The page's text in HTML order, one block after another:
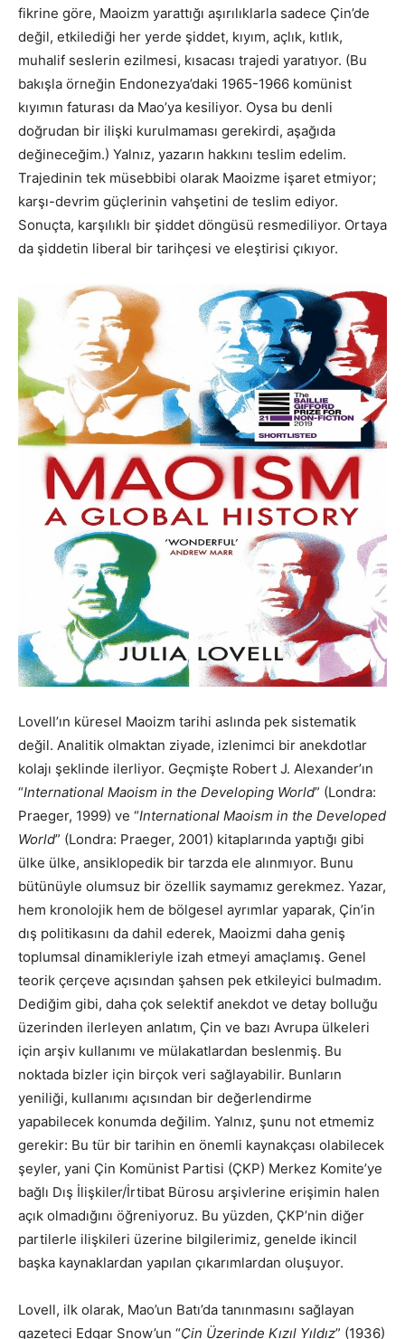
fikrine göre, Maoizm yarattığı aşırılıklarla sadece Çin’de
değil, etkilediği her yerde şiddet, kıyım, açlık, kıtlık,
muhalif seslerin ezilmesi, kısacası trajedi yaratıyor. (Bu
bakışla örneğin Endonezya’daki 1965-1966 komünist
kıyımın faturası da Mao’ya kesiliyor. Oysa bu denli
doğrudan bir ilişki kurulmaması gerekirdi, aşağıda
değineceğim.) Yalnız, yazarın hakkını teslim edelim.
Trajedinin tek müsebbibi olarak Maoizme işaret etmiyor;
karşı-devrim güçlerinin vahşetini de teslim ediyor.
Sonuçta, karşılıklı bir şiddet döngüsü resmediliyor. Ortaya
da şiddetin liberal bir tarihçesi ve eleştirisi çıkıyor.
Lovell’ın küresel Maoizm tarihi aslında pek sistematik
değil. Analitik olmaktan ziyade, izlenimci bir anekdotlar
kolajı şeklinde ilerliyor. Geçmişte Robert J. Alexander’ın
“International Maoism in the Developing World” (Londra:
Praeger, 1999) ve “International Maoism in the Developed
World” (Londra: Praeger, 2001) kitaplarında yaptığı gibi
ülke ülke, ansiklopedik bir tarzda ele alınmıyor. Bunu
bütünüyle olumsuz bir özellik saymamız gerekmez. Yazar,
hem kronolojik hem de bölgesel ayrımlar yaparak, Çin’in
dış politikasını da dahil ederek, Maoizmi daha geniş
toplumsal dinamikleriyle izah etmeyi amaçlamış. Genel
teorik çerçeve açısından şahsen pek etkileyici bulmadım.
Dediğim gibi, daha çok selektif anekdot ve detay bolluğu
üzerinden ilerleyen anlatım, Çin ve bazı Avrupa ülkeleri
için arşiv kullanımı ve mülakatlardan beslenmiş. Bu
noktada bizler için birçok veri sağlayabilir. Bunların
yeniliği, kullanımı açısından bir değerlendirme
yapabilecek konumda değilim. Yalnız, şunu not etmemiz
gerekir: Bu tür bir tarihin en önemli kaynakçası olabilecek
şeyler, yani Çin Komünist Partisi (ÇKP) Merkez Komite’ye
bağlı Dış İlişkiler/İrtibat Bürosu arşivlerine erişimin halen
açık olmadığını öğreniyoruz. Bu yüzden, ÇKP’nin diğer
partilerle ilişkileri üzerine bilgilerimiz, genelde ikincil
başka kaynaklardan yapılan çıkarımlardan oluşuyor.
Lovell, ilk olarak, Mao’un Batı’da tanınmasını sağlayan
gazeteci Edgar Snow’un “Çin Üzerinde Kızıl Yıldız” (1936)